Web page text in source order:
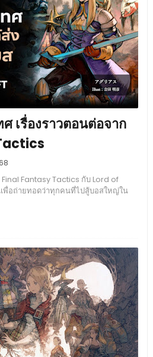
เรื่องราวตอนต่อจาก
Fantasy Tactics กับ Lord of
พื่อถ่ายทอดว่าทุกคนที่ไปสู้บอสใหญ่ใน